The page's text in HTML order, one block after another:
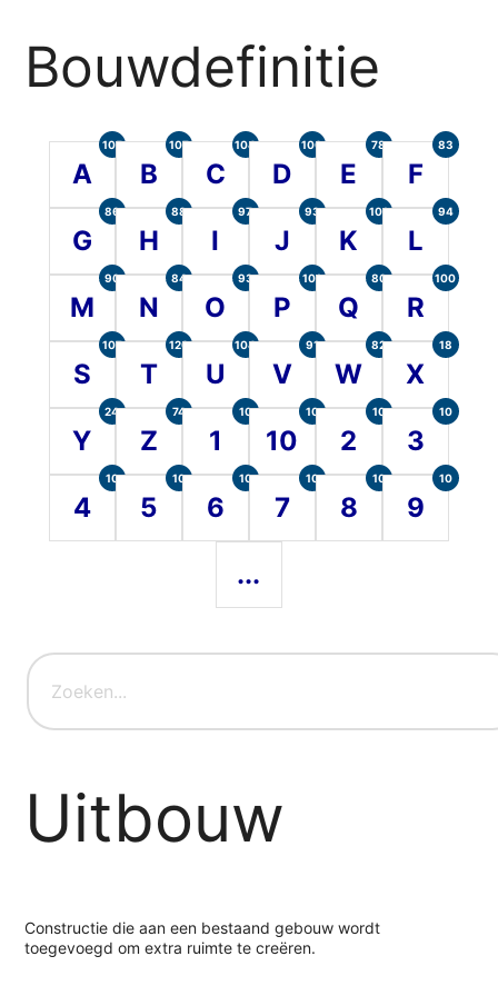
Bouwdefinitie
A
105
B
107
C
104
D
100
E
78
F
83
G
86
H
88
I
97
J
93
K
101
L
94
M
90
N
84
O
93
P
101
Q
80
R
100
S
107
T
120
U
104
V
91
W
82
X
18
Y
24
Z
74
1
10
10
10
2
10
3
10
4
10
5
10
6
10
7
10
8
10
9
10
...
Uitbouw
Constructie die aan een bestaand gebouw wordt
toegevoegd om extra ruimte te creëren.